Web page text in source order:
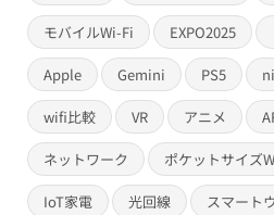
モバイルWi-Fi EXPO2025
Apple Gemini PS5
wifi比較 VR アニメ
ネットワーク ポケットサイズ
IoT家電 光回線 スマート